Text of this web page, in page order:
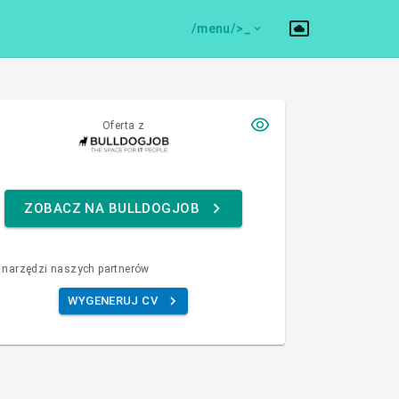
/menu/>
Oferta z
ZOBACZ NA BULLDOGJOB
narzędzi naszych partnerów
WYGENERUJ CV